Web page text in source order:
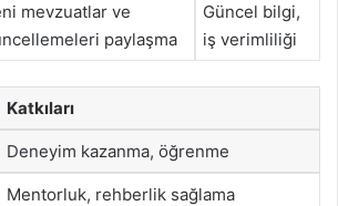
mevzuatlar ve
paylaşma
Güncel bilgi,
iş verimliliği
Katkıları
Deneyim kazanma, öğrenme
Mentorluk, rehberlik sağlama